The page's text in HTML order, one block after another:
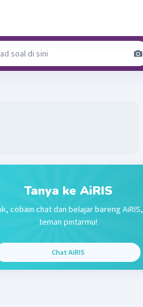
Tanya ke AiRIS
cobain chat dan belajar bareng AiRIS,
teman pintarmu!
Chat AiRIS